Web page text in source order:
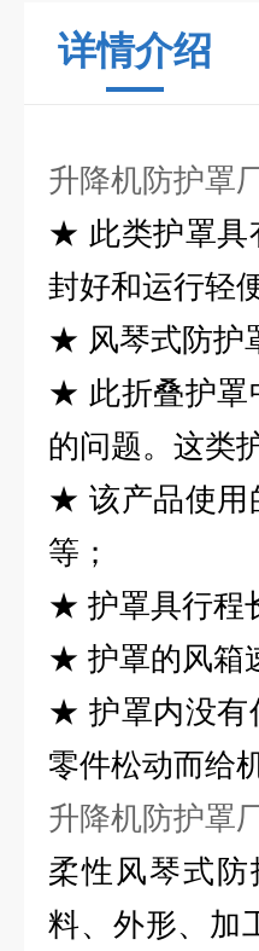
详情介绍
升降机防护罩
★ 此类护罩具
封好和运行轻
★ 风琴式防护
★ 此折叠护罩
的问题。这类
★ 该产品使用
等；
★ 护罩具行程
★ 护罩的风箱
★ 护罩内没有
零件松动而给
升降机防护罩
柔性风琴式
料、外形、加